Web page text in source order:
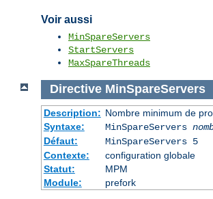
Voir aussi
MinSpareServers
StartServers
MaxSpareThreads
Directive MinSpareServers
Description: Nombre minimum de
Syntaxe:
MinSpareServers
Défaut:
MinSpareServers 5
Contexte:
configuration globale
Statut:
MPM
Module:
prefork